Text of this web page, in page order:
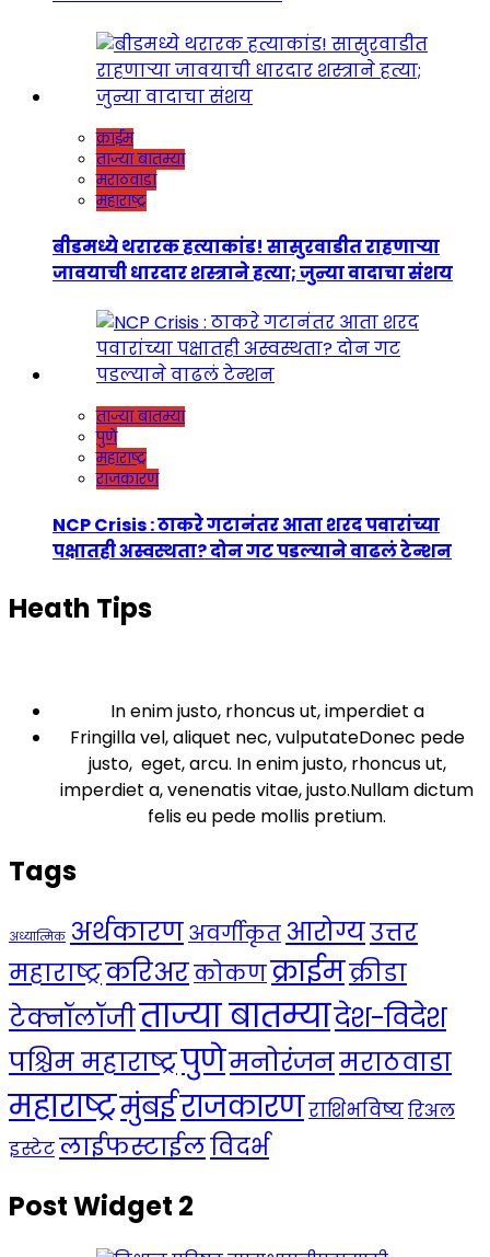
क्राईम
ताज्या बातम्या
मराठवाडा
महाराष्ट्र
बीडमध्ये थरारक हत्याकांड! सासुरवाडीत राहणाऱ्या
जावयाची धारदार शस्त्राने हत्या; जुन्या वादाचा संशय
ताज्या बातम्या
पुणे
महाराष्ट्र
राजकारण
NCP Crisis : ठाकरे गटानंतर आता शरद पवारांच्या
पक्षातही अस्वस्थता? दोन गट पडल्याने वाढलं टेन्शन
Heath Tips
In enim justo, rhoncus ut, imperdiet a
Fringilla vel, aliquet nec, vulputateDonec pede
justo, eget, arcu. In enim justo, rhoncus ut,
imperdiet a, venenatis vitae, justo.Nullam dictum
felis eu pede mollis pretium.
Tags
अध्यात्मिक अर्थकारणअवर्गीकृत आरोग्यउत्तर
महाराष्ट्रकरिअरकोकणक्राईमक्रीडा
टेक्नॉलॉजीताज्या बातम्यादेश-विदेश
पश्चिम महाराष्ट्रपुणेमनोरंजनमराठवाडा
महाराष्ट्रमुंबईराजकारणराशिभविष्यरिअल
इस्टेटलाईफस्टाईलविदर्भ
Post Widget 2